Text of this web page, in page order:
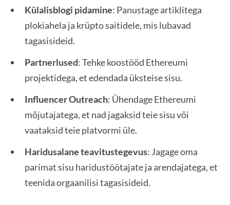
Külalisblogi pidamine: Panustage artiklitega
plokiahela ja krüpto saitidele, mis lubavad
tagasisideid.
Partnerlused: Tehke koostööd Ethereumi
projektidega, et edendada üksteise sisu.
Influencer Outreach: Ühendage Ethereumi
mõjutajatega, et nad jagaksid teie sisu või
vaataksid teie platvormi üle.
Haridusalane teavitustegevus: Jagage oma
parimat sisu haridustöötajate ja arendajatega, et
teenida orgaanilisi tagasisideid.